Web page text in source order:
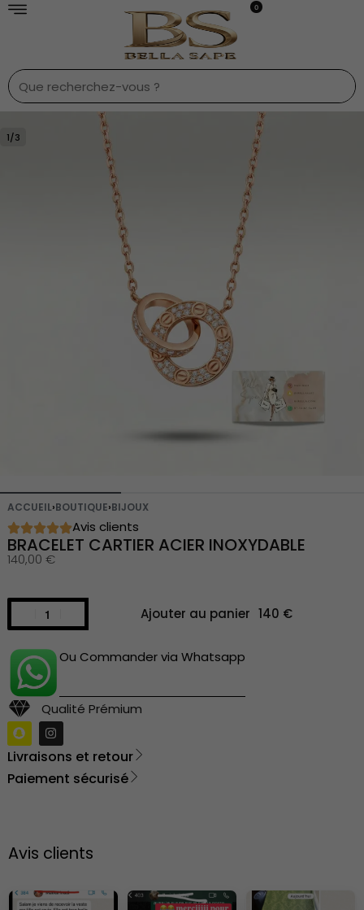
0
1/3
ACCUEIL›BOUTIQUE›BIJOUX
Avis clients
BRACELET CARTIER ACIER INOXYDABLE
140,00 €
Ajouter au panier
Ou Commander via Whatsapp
Qualité Prémium
Livraisons et retour
Paiement sécurisé
Avis clients